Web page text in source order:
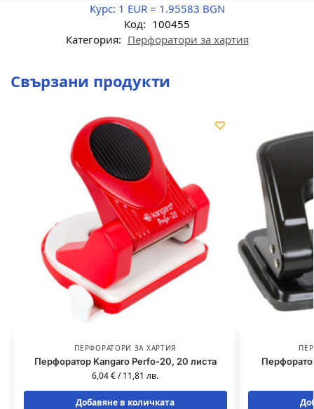
Курс: 1 EUR = 1.95583 BGN
Код: 100455
Категория: Перфоратори за хартия
Свързани продукти
ПЕРФОРАТОРИ ЗА ХАРТИЯ
Перфоратор Kangaro Perfo-20, 20 листа
6,04€/11,81лв.
Добавяне в количката